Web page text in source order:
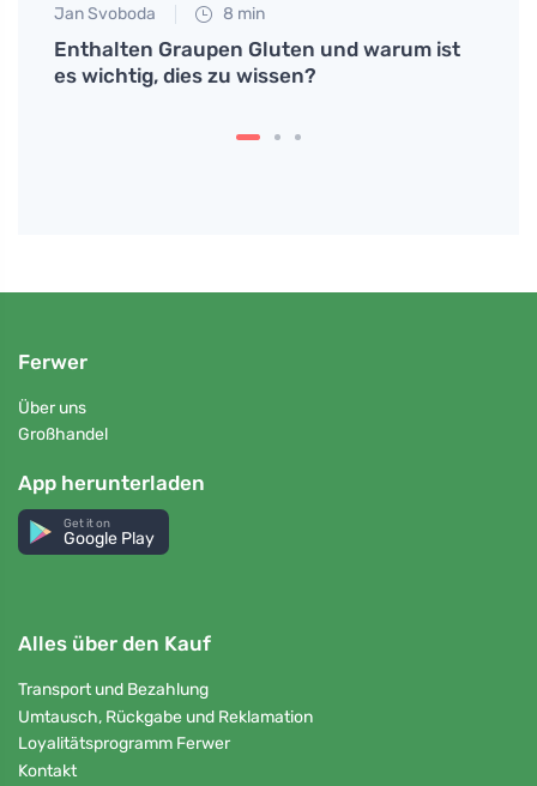
Jan Svoboda 8 min
Enthalten Graupen Gluten und warum ist
es wichtig, dies zu wissen?
Ferwer
Über uns
Großhandel
App herunterladen
Get it on
Google Play
Alles über den Kauf
Transport und Bezahlung
Umtausch, Rückgabe und Reklamation
Loyalitätsprogramm Ferwer
Kontakt